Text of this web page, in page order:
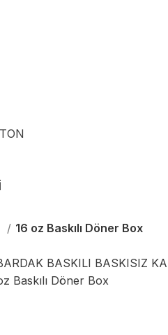
16 oz Baskılı Döner Box